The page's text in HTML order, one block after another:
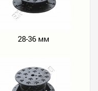
28-36 мм